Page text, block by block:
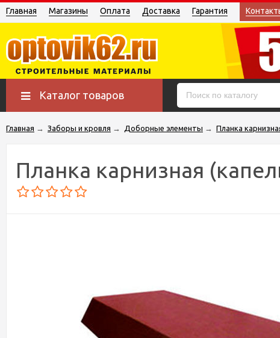
Главная Магазины Оплата Доставка Гарантия
Каталог товаров
Главная → Заборы и кровля → Доборные элементы → Планка
Планка карнизная